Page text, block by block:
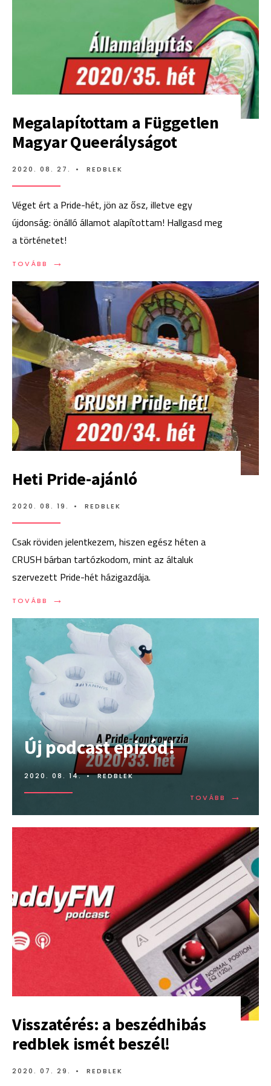
Megalapítottam a Független
Magyar Queerályságot
2020. 08. 27. • REDBLEK
Véget ért a Pride-hét, jön az ősz, illetve egy
újdonság: önálló államot alapítottam! Hallgasd meg
a történetet!
TOVÁBB →
TOVÁBB:
A
FÜGGETLEN
QUEERÁLYSÁGOT
Heti Pride-ajánló
2020. 08. 19. • REDBLEK
Csak röviden jelentkezem, hiszen egész héten a
CRUSH bárban tartózkodom, mint az általuk
szervezett Pride-hét házigazdája.
TOVÁBB →
TOVÁBB:
PRIDE-
AJÁNLÓ
Új podcast epizód!
2020. 08. 14. • REDBLEK
TOVÁBB →
TOVÁBB:
EPIZÓD!
Visszatérés: a beszédhibás
redblek ismét beszél!
2020. 07. 29. • REDBLEK